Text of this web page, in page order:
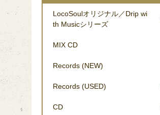
LocoSoulオリジナル／Drip wi
th Musicシリーズ
MIX CD
Records (NEW)
Records (USED)
CD